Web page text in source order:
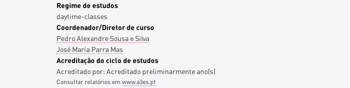
Regime de estudos
daytime-classes
Coordenador/Diretor de curso
Pedro Alexandre Sousa e Silva
José Maria Parra Mas
Acreditação do ciclo de estudos
Acreditado por: Acreditado preliminarmenteano(s)
Consultar relatórios em www.a3es.pt